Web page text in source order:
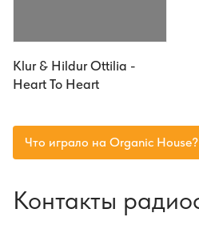
Klur & Hildur Ottilia -
Heart To Heart
Что играло на Organic
Контакты